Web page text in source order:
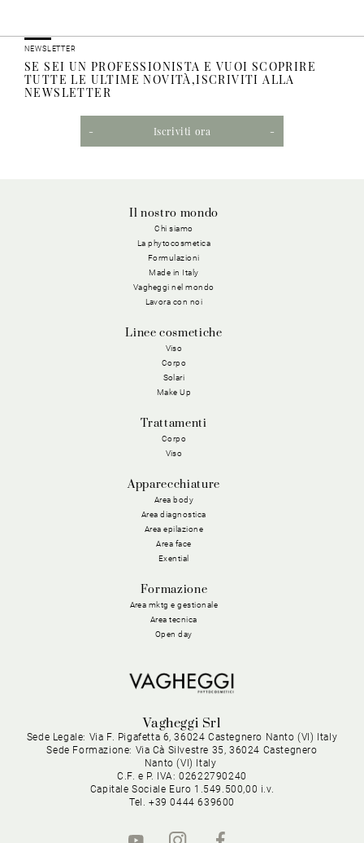
NEWSLETTER
SE SEI UN PROFESSIONISTA E VUOI SCOPRIRE
TUTTE LE ULTIME NOVITÀ,ISCRIVITI ALLA
NEWSLETTER
Iscriviti ora
Il nostro mondo
Chi siamo
La phytocosmetica
Formulazioni
Made in Italy
Vagheggi nel mondo
Lavora con noi
Linee cosmetiche
Viso
Corpo
Solari
Make Up
Trattamenti
Corpo
Viso
Apparecchiature
Area body
Area diagnostica
Area epilazione
Area face
Exential
Formazione
Area mktg e gestionale
Area tecnica
Open day
Vagheggi Srl
Sede Legale: Via F. Pigafetta 6, 36024 Castegnero Nanto (VI) Italy
Sede Formazione: Via Cà Silvestre 35, 36024 Castegnero
Nanto (VI) Italy
C.F. e P. IVA: 02622790240
Capitale Sociale Euro 1.549.500,00 i.v.
Tel. +39 0444 639600